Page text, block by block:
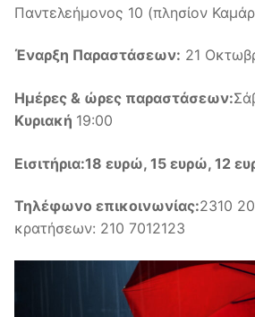
Παντελεήμονος 10 (πλησίον
Έναρξη Παραστάσεων: 21
Ημέρες & ώρες παραστάσεων:
Κυριακή 19:00
Εισιτήρια:18 ευρώ, 15 ευρώ, 12
Τηλέφωνο επικοινωνίας:2310
κρατήσεων: 210 7012123